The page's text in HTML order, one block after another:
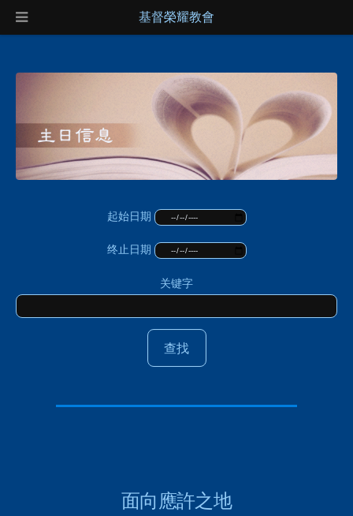
起始日期
终止日期
关键字
面向應許之地
基督榮耀教會